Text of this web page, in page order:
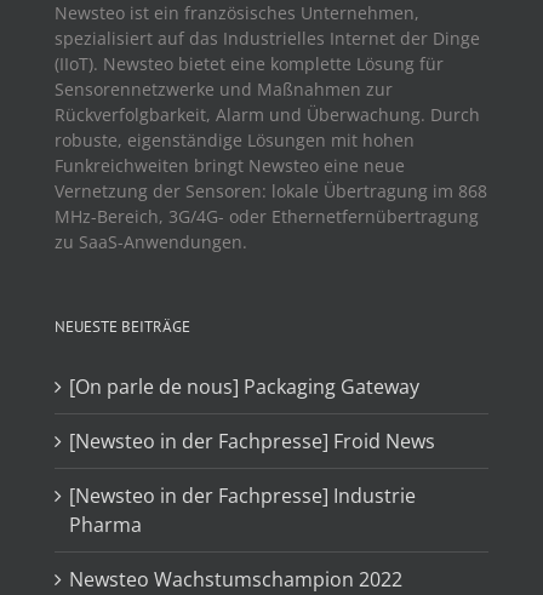
Newsteo ist ein französisches Unternehmen,
spezialisiert auf das Industrielles Internet der Dinge
(IIoT). Newsteo bietet eine komplette Lösung für
Sensorennetzwerke und Maßnahmen zur
Rückverfolgbarkeit, Alarm und Überwachung. Durch
robuste, eigenständige Lösungen mit hohen
Funkreichweiten bringt Newsteo eine neue
Vernetzung der Sensoren: lokale Übertragung im 868
MHz-Bereich, 3G/4G- oder Ethernetfernübertragung
zu SaaS-Anwendungen.
NEUESTE BEITRÄGE
[On parle de nous] Packaging Gateway
[Newsteo in der Fachpresse] Froid News
[Newsteo in der Fachpresse] Industrie
Pharma
Newsteo Wachstumschampion 2022